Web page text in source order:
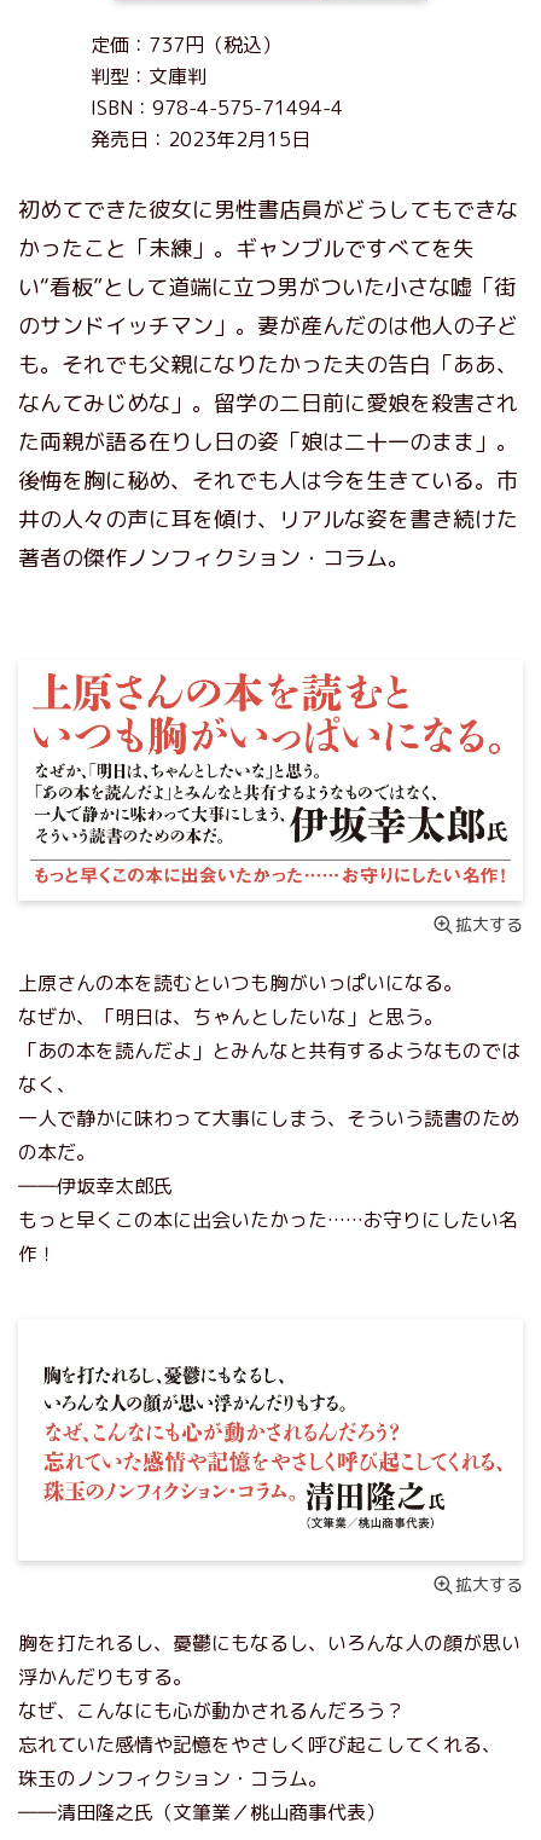
定価：737円（税込）
判型：文庫判
ISBN：978-4-575-71494-4
発売日：2023年2月15日
初めてできた彼女に男性書店員がどうしてもできな
かったこと「未練」。ギャンブルですべてを失
い“看板”として道端に立つ男がついた小さな嘘「街
のサンドイッチマン」。妻が産んだのは他人の子ど
も。それでも父親になりたかった夫の告白「ああ、
なんてみじめな」。留学の二日前に愛娘を殺害され
た両親が語る在りし日の姿「娘は二十一のまま」。
後悔を胸に秘め、それでも人は今を生きている。市
井の人々の声に耳を傾け、リアルな姿を書き続けた
著者の傑作ノンフィクション・コラム。
拡大する
上原さんの本を読むといつも胸がいっぱいになる。
なぜか、「明日は、ちゃんとしたいな」と思う。
「あの本を読んだよ」とみんなと共有するようなものでは
なく、
一人で静かに味わって大事にしまう、そういう読書のため
の本だ。
――伊坂幸太郎氏
もっと早くこの本に出会いたかった……お守りにしたい名
作！
拡大する
胸を打たれるし、憂鬱にもなるし、いろんな人の顔が思い
浮かんだりもする。
なぜ、こんなにも心が動かされるんだろう？
忘れていた感情や記憶をやさしく呼び起こしてくれる、
珠玉のノンフィクション・コラム。
――清田隆之氏（文筆業／桃山商事代表）